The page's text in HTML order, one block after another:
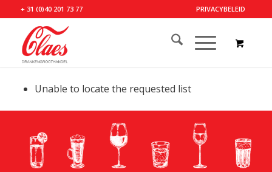
PRIVACYBELEID
+ 31 (0)40 201 73 77
Unable to locate the requested list